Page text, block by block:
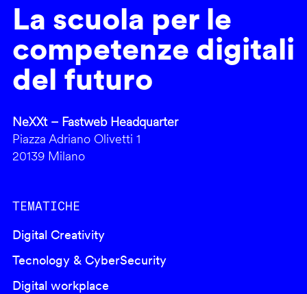
La scuola per le
competenze digitali
del futuro
NeXXt – Fastweb Headquarter
Piazza Adriano Olivetti 1
20139 Milano
TEMATICHE
Digital Creativity
Tecnology & CyberSecurity
Digital workplace